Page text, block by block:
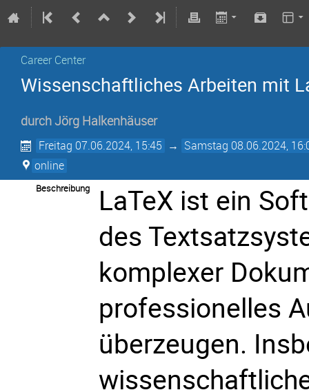
Career Center
Wissenschaftliches Arbeiten mit
durchJörg Halkenhäuser
Freitag 07.06.2024, 15:45 → Samstag 08.06.2024,
online
Beschreibung
LaTeX ist ein
des
komplexer
professionelles
überzeugen.